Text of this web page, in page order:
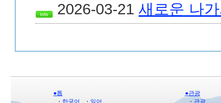
2026-03-21 새로운 나
●톱
・ 한국어 ・ 일어
●관광
・ 관광